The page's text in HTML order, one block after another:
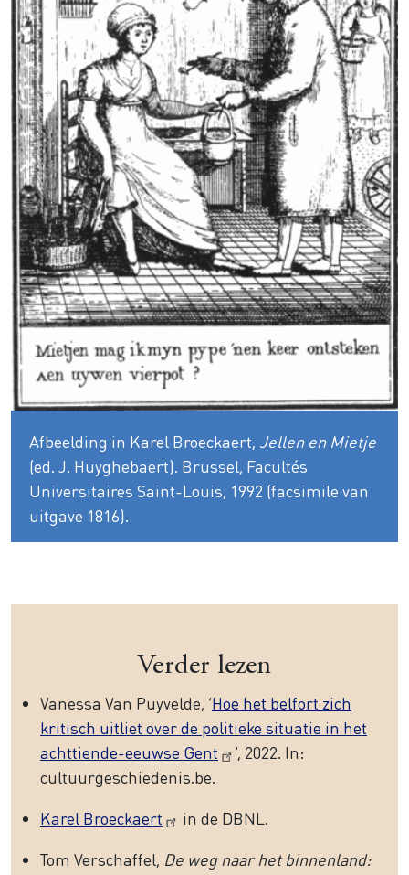
Afbeelding in Karel Broeckaert, Jellen en Mietje
(ed. J. Huyghebaert). Brussel, Facultés
Universitaires Saint-Louis, 1992 (facsimile van
uitgave 1816).
Verder lezen
Vanessa Van Puyvelde, ‘Hoe het belfort zich
kritisch uitliet over de politieke situatie in het
achttiende-eeuwse Gent
’, 2022. In:
cultuurgeschiedenis.be.
Karel Broeckaert
in de DBNL.
Tom Verschaffel, De weg naar het binnenland: